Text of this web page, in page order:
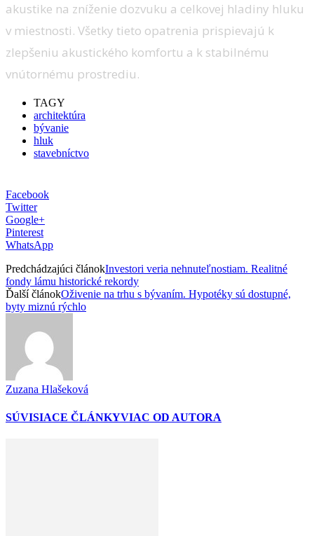
akustike na zníženie dozvuku a celkovej hladiny hluku
v miestnosti. Všetky tieto opatrenia prispievajú k
zlepšeniu akustického komfortu a k stabilnému
vnútornému prostrediu.
TAGY
architektúra
bývanie
hluk
stavebníctvo
Facebook
Twitter
Google+
Pinterest
WhatsApp
Predchádzajúci článokInvestori veria nehnuteľnostiam. Realitné
fondy lámu historické rekordy
Ďalší článokOživenie na trhu s bývaním. Hypotéky sú dostupné,
byty miznú rýchlo
Zuzana Hlašeková
SÚVISIACE ČLÁNKYVIAC OD AUTORA